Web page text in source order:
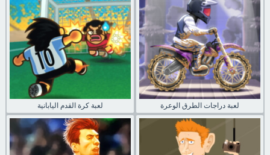
لعبة كرة القدم اليابانية لعبة دراجات الطرق الوعرة